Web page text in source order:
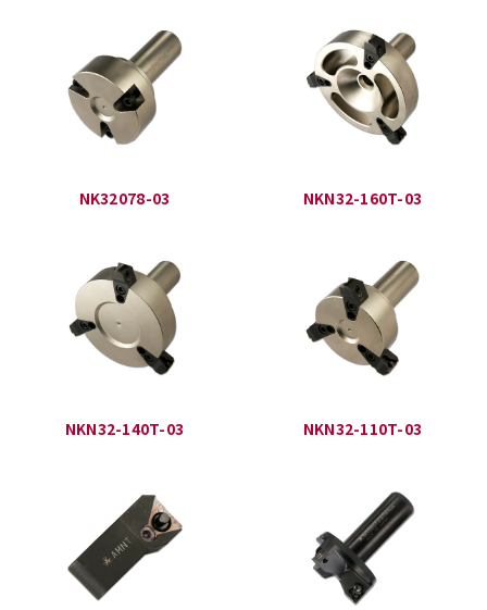
NK32078-03 NKN32-160T-03
NKN32-140T-03 NKN32-110T-03